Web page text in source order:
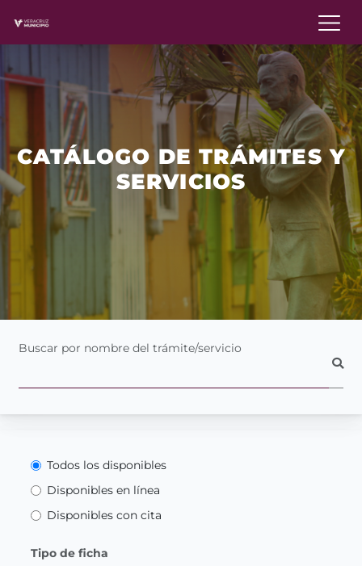
CATÁLOGO DE TRÁMITES Y
SERVICIOS
Buscar por nombre del trámite/servicio
Todos los disponibles
Disponibles en línea
Disponibles con cita
Tipo de ficha